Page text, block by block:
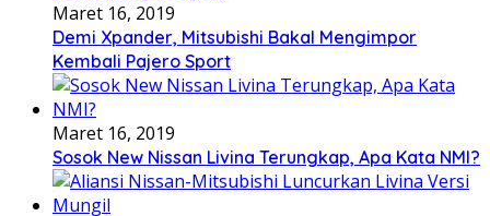
Maret 16, 2019
Demi Xpander, Mitsubishi Bakal Mengimpor
Kembali Pajero Sport
Maret 16, 2019
Sosok New Nissan Livina Terungkap, Apa Kata NMI?